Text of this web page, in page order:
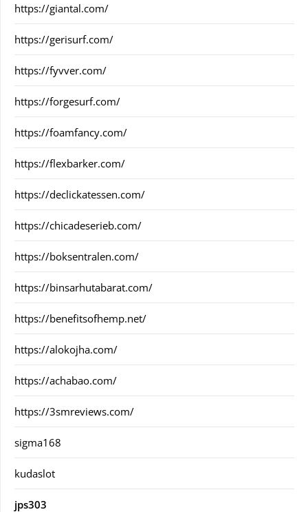
https://giantal.com/
https://gerisurf.com/
https://fyvver.com/
https://forgesurf.com/
https://foamfancy.com/
https://flexbarker.com/
https://declickatessen.com/
https://chicadeserieb.com/
https://boksentralen.com/
https://binsarhutabarat.com/
https://benefitsofhemp.net/
https://alokojha.com/
https://achabao.com/
https://3smreviews.com/
sigma168
kudaslot
jps303